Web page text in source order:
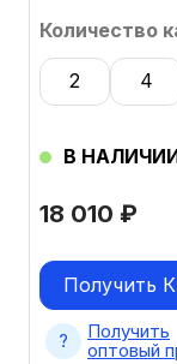
18 010 ₽
Количество
2 4
В
Получить
Получить
оптовый